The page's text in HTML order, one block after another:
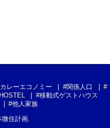
レーエコノミー #関係人口
#
#移動式ゲストハウス
#他人家族
微住計画